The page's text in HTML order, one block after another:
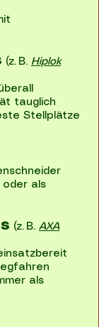
(z. B. Hiplok
tauglich
Stellplätze
oder als
(z. B. AXA
als